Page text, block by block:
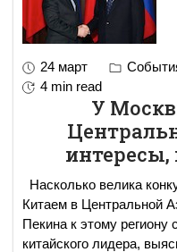
24 март
4 min read
У
интересы,
Насколько велика
Китаем в Центральной
Пекина к этому региону